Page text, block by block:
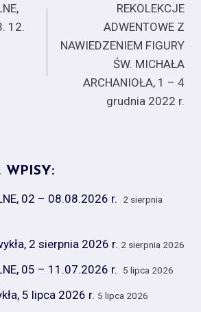
12.
REKOLEKCJE
ADWENTOWE Z
NAWIEDZENIEM FIGURY
ŚW. MICHAŁA
ARCHANIOŁA, 1 – 4
grudnia 2022 r.
WPISY:
02 – 08.08.2026 r.
2 sierpnia
2 sierpnia 2026 r. 2 sierpnia 2026
05 – 11.07.2026 r. 5 lipca 2026
5 lipca 2026 r. 5 lipca 2026